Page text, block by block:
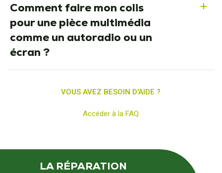
a
Comment faire mon colis
pour une pièce multimédia
comme un autoradio ou un
écran ?
VOUS AVEZ BESOIN D'AIDE ?
Accéder à la FAQ
LA RÉPARATION